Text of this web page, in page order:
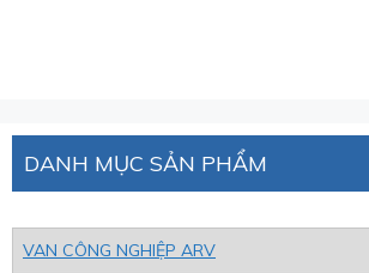
DANH MỤC SẢN PHẨM
VAN CÔNG NGHIỆP ARV